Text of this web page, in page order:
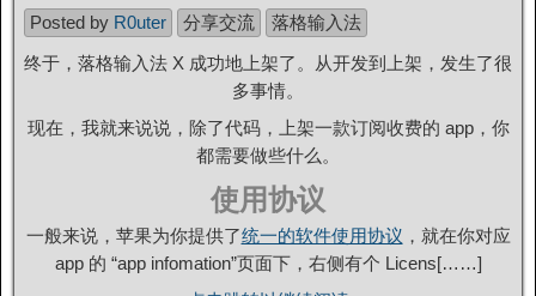
Posted by R0uter 分享交流
落格输入法
终于，落格输入法 X 成功地上架了。从开发到上架，发生了很
多事情。
现在，我就来说说，除了代码，上架一款订阅收费的 app，你
都需要做些什么。
使用协议
一般来说，苹果为你提供了统一的软件使用协议 ，就在你对应
app 的 “app infomation”页面下，右侧有个 Licens[……]